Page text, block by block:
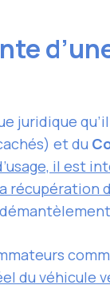
juridique
et du
il est
récupération
du véhicule